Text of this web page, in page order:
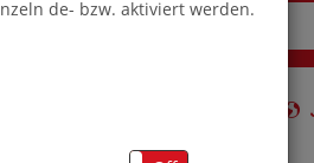
de- bzw. aktiviert werden.